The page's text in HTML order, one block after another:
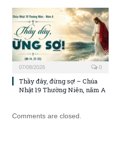
07/08/2026 0
Thầy đây, đừng sợ! – Chúa
Nhật 19 Thường Niên, năm A
Comments are closed.